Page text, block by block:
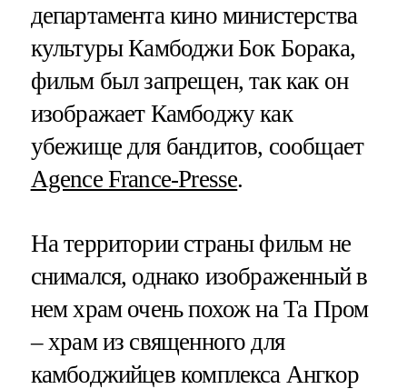
департамента кино министерства
культуры Камбоджи Бок Борака,
фильм был запрещен, так как он
изображает Камбоджу как
убежище для бандитов, сообщает
Agence France-Presse.
На территории страны фильм не
снимался, однако изображенный в
нем храм очень похож на Та Пром
– храм из священного для
камбоджийцев комплекса Ангкор